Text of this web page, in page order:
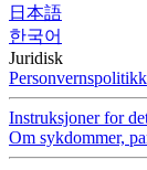
日本語
한국어
Juridisk
Personvernspolitikk
Instruksjoner for
Om sykdommer,